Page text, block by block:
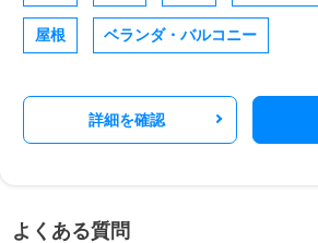
屋根 ベランダ・バルコニー
詳細を確認
よくある質問